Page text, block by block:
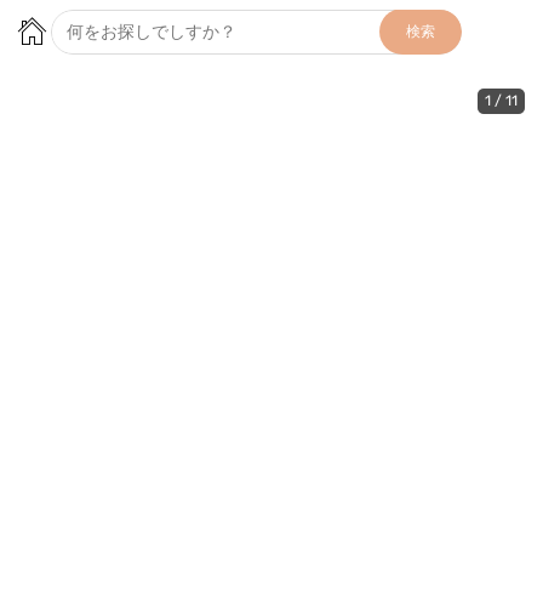
検索
1 / 11